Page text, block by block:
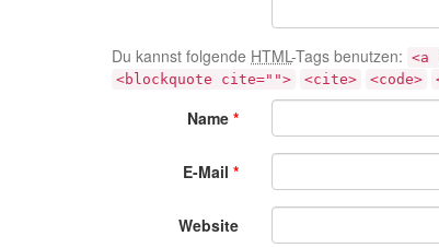
Du kannst folgende HTML-Tags benutzen: <a
<blockquote cite="">
<cite> <code>
Name*
E-Mail*
Website